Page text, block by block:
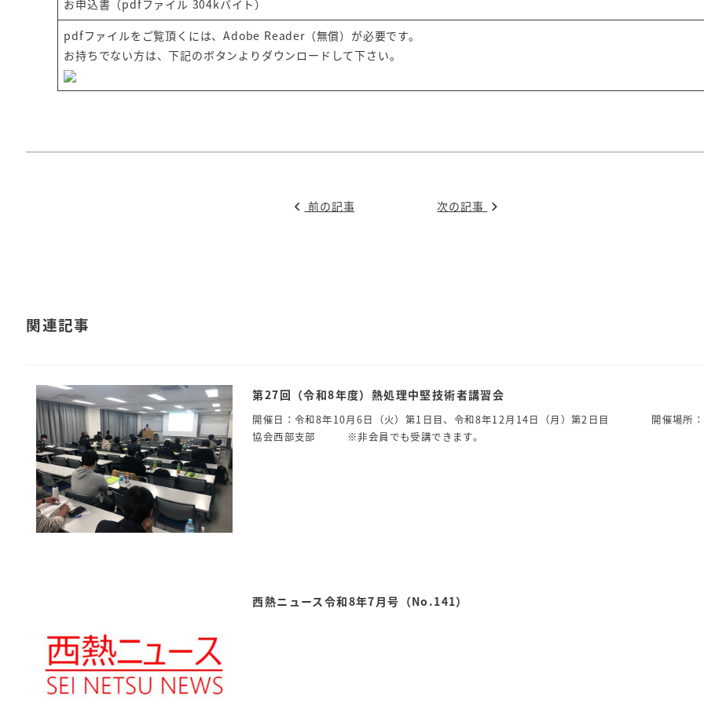
お申込書（pdfファイル 304kバイト）
pdfファイルをご覧頂くには、Adobe Reader（無償）が必要です。
お持ちでない方は、下記のボタンよりダウンロードして下さい。
前の記事 次の記事
関連記事
第27回（令和8年度）熱処理中堅技術者講習会
開催日：令和8年10月6日（火）第1日目、令和8年12月14日（月）第2日目 開催場所
協会西部支部 ※非会員でも受講できます。
西熱ニュース令和8年7月号（No.141）